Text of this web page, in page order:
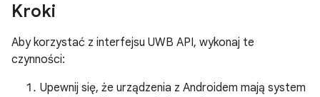
Kroki
Aby korzystać z interfejsu UWB API, wykonaj te
czynności:
Upewnij się, że urządzenia z Androidem mają system